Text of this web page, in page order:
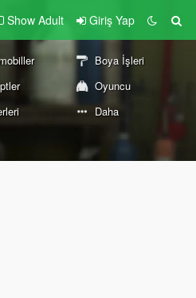
Show Adult Giriş Yap
Boya İşleri
Oyuncu
Daha